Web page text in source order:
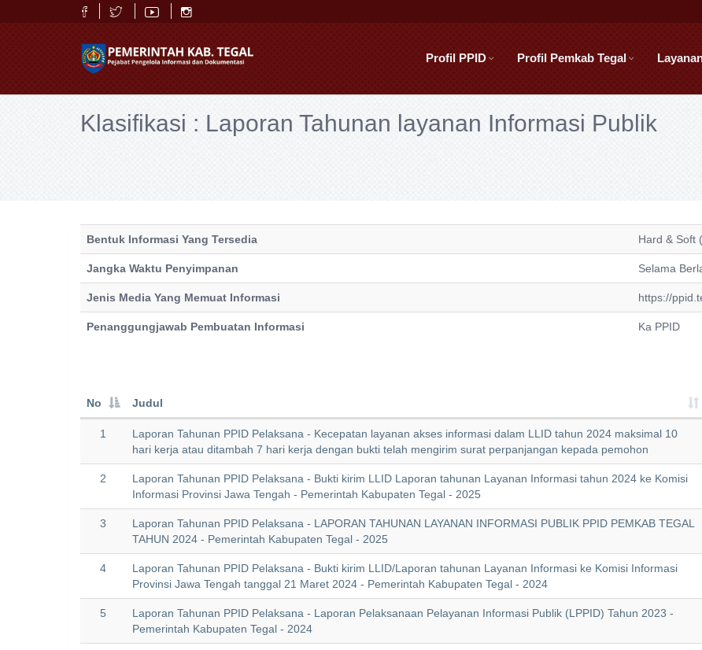
Profil PPID Profil Pemkab Tegal
Klasifikasi : Laporan Tahunan layanan Informasi Publik
Bentuk Informasi Yang Tersedia Hard & Soft
Jangka Waktu Penyimpanan Selama
Jenis Media Yang Memuat Informasi https://
Penanggungjawab Pembuatan Informasi Ka PPID
No Judul
1
Laporan Tahunan PPID Pelaksana - Kecepatan layanan akses informasi dalam LLID tahun 2024 maksimal 10
hari kerja atau ditambah 7 hari kerja dengan bukti telah mengirim surat perpanjangan kepada pemohon
2
Laporan Tahunan PPID Pelaksana - Bukti kirim LLID Laporan tahunan Layanan Informasi tahun 2024 ke Komisi
Informasi Provinsi Jawa Tengah - Pemerintah Kabupaten Tegal - 2025
3
Laporan Tahunan PPID Pelaksana - LAPORAN TAHUNAN LAYANAN INFORMASI PUBLIK PPID PEMKAB TEGAL
TAHUN 2024 - Pemerintah Kabupaten Tegal - 2025
4
Laporan Tahunan PPID Pelaksana - Bukti kirim LLID/Laporan tahunan Layanan Informasi ke Komisi Informasi
Provinsi Jawa Tengah tanggal 21 Maret 2024 - Pemerintah Kabupaten Tegal - 2024
5
Laporan Tahunan PPID Pelaksana - Laporan Pelaksanaan Pelayanan Informasi Publik (LPPID) Tahun 2023 -
Pemerintah Kabupaten Tegal - 2024